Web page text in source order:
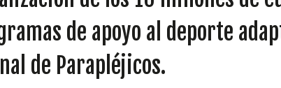
de apoyo al deporte
de Parapléjicos.